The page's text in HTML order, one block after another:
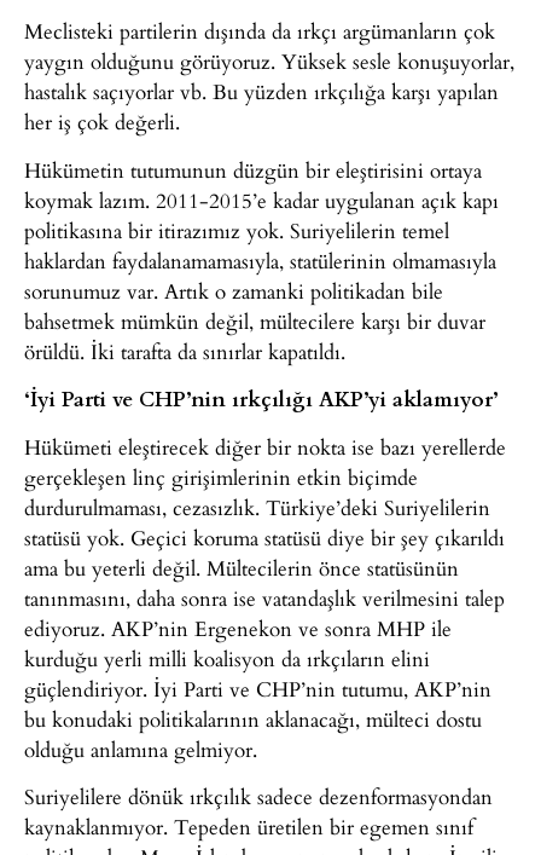
Meclisteki partilerin dışında da ırkçı argümanların çok
yaygın olduğunu görüyoruz. Yüksek sesle konuşuyorlar,
hastalık saçıyorlar vb. Bu yüzden ırkçılığa karşı yapılan
her iş çok değerli.
Hükümetin tutumunun düzgün bir eleştirisini ortaya
koymak lazım. 2011-2015’e kadar uygulanan açık kapı
politikasına bir itirazımız yok. Suriyelilerin temel
haklardan faydalanamamasıyla, statülerinin olmamasıyla
sorunumuz var. Artık o zamanki politikadan bile
bahsetmek mümkün değil, mültecilere karşı bir duvar
örüldü. İki tarafta da sınırlar kapatıldı.
‘İyi Parti ve CHP’nin ırkçılığı AKP’yi aklamıyor’
Hükümeti eleştirecek diğer bir nokta ise bazı yerellerde
gerçekleşen linç girişimlerinin etkin biçimde
durdurulmaması, cezasızlık. Türkiye’deki Suriyelilerin
statüsü yok. Geçici koruma statüsü diye bir şey çıkarıldı
ama bu yeterli değil. Mültecilerin önce statüsünün
tanınmasını, daha sonra ise vatandaşlık verilmesini talep
ediyoruz. AKP’nin Ergenekon ve sonra MHP ile
kurduğu yerli milli koalisyon da ırkçıların elini
güçlendiriyor. İyi Parti ve CHP’nin tutumu, AKP’nin
bu konudaki politikalarının aklanacağı, mülteci dostu
olduğu anlamına gelmiyor.
Suriyelilere dönük ırkçılık sadece dezenformasyondan
kaynaklanmıyor. Tepeden üretilen bir egemen sınıf